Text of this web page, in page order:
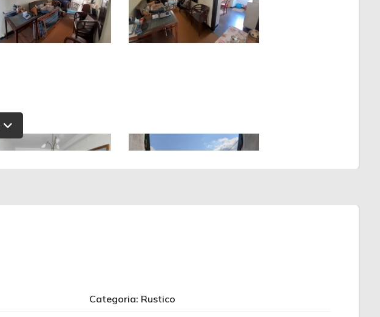
Categoria: Rustico